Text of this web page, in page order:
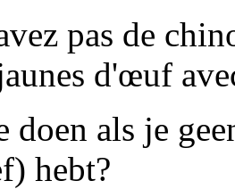
pas de
d'œuf
doen als je
hebt?